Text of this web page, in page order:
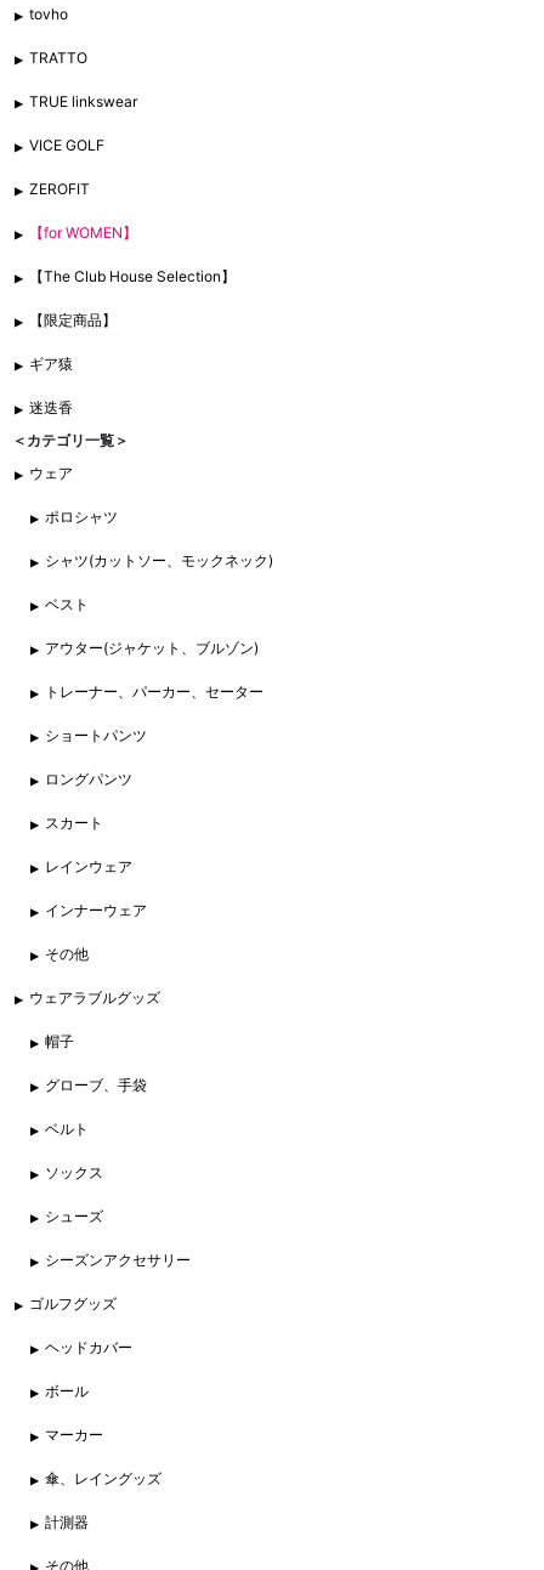
tovho
TRATTO
TRUE linkswear
VICE GOLF
ZEROFIT
【for WOMEN】
【The Club House Selection】
【限定商品】
ギア猿
迷迭香
＜カテゴリ一覧＞
ウェア
ポロシャツ
シャツ(カットソー、モックネック)
ベスト
アウター(ジャケット、ブルゾン)
トレーナー、パーカー、セーター
ショートパンツ
ロングパンツ
スカート
レインウェア
インナーウェア
その他
ウェアラブルグッズ
帽子
グローブ、手袋
ベルト
ソックス
シューズ
シーズンアクセサリー
ゴルフグッズ
ヘッドカバー
ボール
マーカー
傘、レイングッズ
計測器
その他